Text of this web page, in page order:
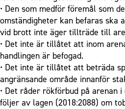
• Den som medför föremål som
omständigheter kan befaras ska
vid brott inte äger tillträde till
• Det inte är tillåtet att inom
handlingen är befogad.
• Det inte är tillåtet att beträda
angränsande område innanför
• Det råder rökförbud på arenan
följer av lagen (2018:2088) om